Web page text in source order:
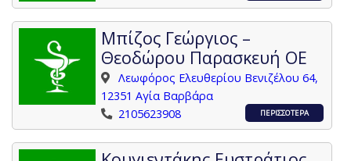
Μπίζος Γεώργιος –
Θεοδώρου Παρασκευή ΟΕ
Λεωφόρος Ελευθερίου Βενιζέλου 64,
12351 Αγία Βαρβάρα
2105623908
ΠΕΡΙΣΣΟΤΕΡΑ